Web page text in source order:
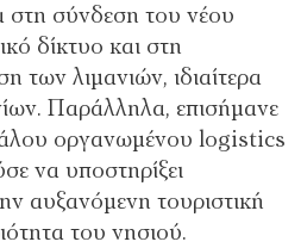
στη σύνδεση του νέου
δίκτυο και στη
των λιμανιών, ιδιαίτερα
Παράλληλα, επισήμανε
οργανωμένου logistics
να υποστηρίξει
αυξανόμενη τουριστική
του νησιού.